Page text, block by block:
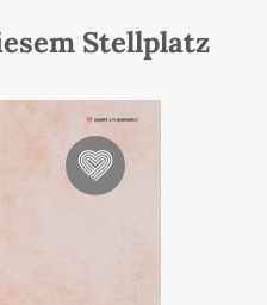
Stellplatz